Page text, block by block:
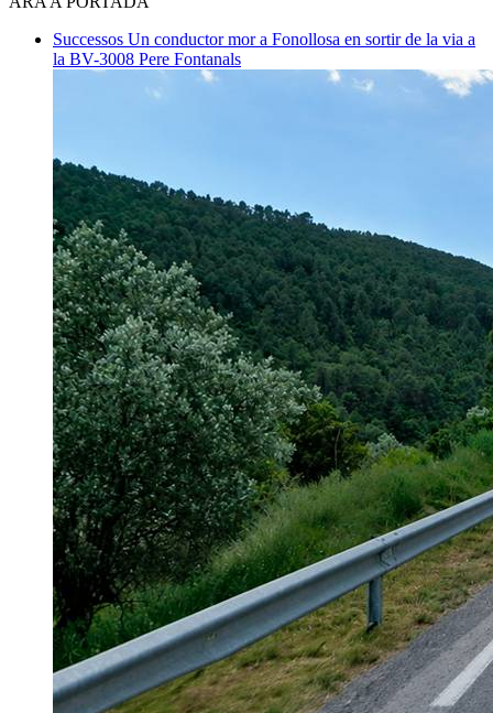
Successos Un conductor mor a Fonollosa en sortir de la via a
la BV-3008 Pere Fontanals